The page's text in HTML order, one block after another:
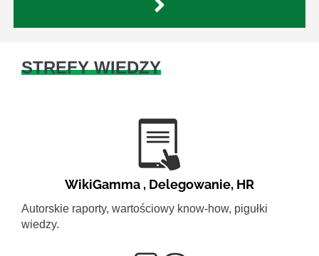
STREFY WIEDZY
WikiGamma , Delegowanie, HR
Autorskie raporty, wartościowy know-how, pigułki
wiedzy.